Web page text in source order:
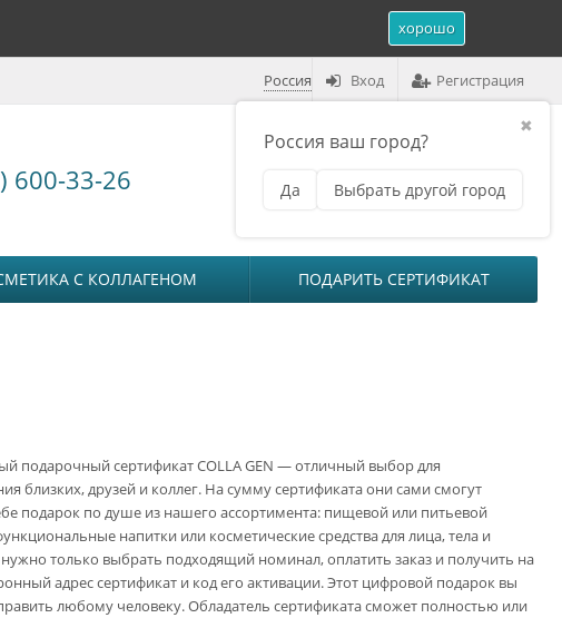
хорошо
Россия
✖
Россия ваш город?
Да Выбрать другой город
Вход Регистрация
600-33-26 на сумму 0₽
С КОЛЛАГЕНОМ ПОДАРИТЬ СЕРТИФИКАТ
подарочный сертификат COLLA GEN — отличный выбор для
близких, друзей и коллег. На сумму сертификата они сами смогут
подарок по душе из нашего ассортимента: пищевой или питьевой
напитки или косметические средства для лица, тела и
только выбрать подходящий номинал, оплатить заказ и получить на
адрес сертификат и код его активации. Этот цифровой подарок вы
любому человеку. Обладатель сертификата сможет полностью или